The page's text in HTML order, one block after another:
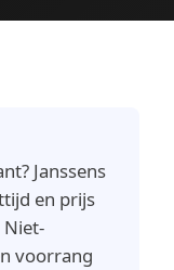
Janssens
en prijs
voorrang